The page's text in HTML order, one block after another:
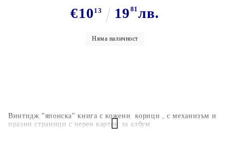
€10 13 19 81 лв.
Няма наличност
Винтидж "японска" книга с кожени корици , с механизъм и
празни страници с черен картон за албум